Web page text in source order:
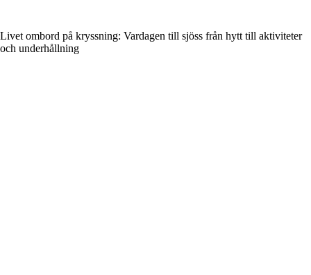
Livet ombord på kryssning: Vardagen till sjöss från hytt till aktiviteter
och underhållning